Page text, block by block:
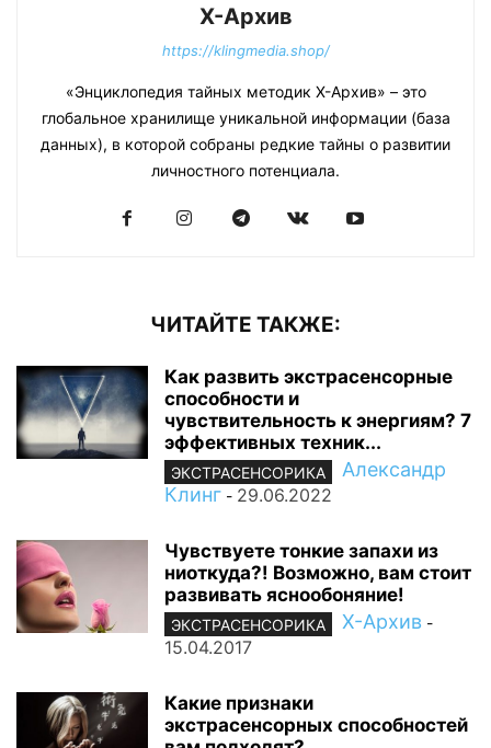
Х-Архив
https://klingmedia.shop/
«Энциклопедия тайных методик Х-Архив» – это
глобальное хранилище уникальной информации (база
данных), в которой собраны редкие тайны о развитии
личностного потенциала.
ЧИТАЙТЕ ТАКЖЕ:
Как развить экстрасенсорные
способности и
чувствительность к энергиям? 7
эффективных техник...
ЭКСТРАСЕНСОРИКА
Александр
Клинг - 29.06.2022
Чувствуете тонкие запахи из
ниоткуда?! Возможно, вам стоит
развивать яснообоняние!
ЭКСТРАСЕНСОРИКА Х-Архив -
15.04.2017
Какие признаки
экстрасенсорных способностей